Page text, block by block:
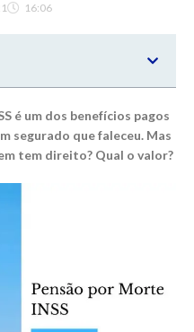
16:06
é um dos benefícios pagos
segurado que faleceu. Mas
tem direito? Qual o valor?